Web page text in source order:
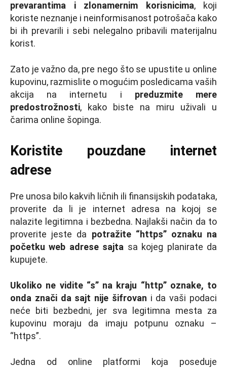
prevarantima i zlonamernim korisnicima, koji
koriste neznanje i neinformisanost potrošača kako
bi ih prevarili i sebi nelegalno pribavili materijalnu
korist.
Zato je važno da, pre nego što se upustite u online
kupovinu, razmislite o mogućim posledicama vaših
akcija na internetu i preduzmite mere
predostrožnosti, kako biste na miru uživali u
čarima online šopinga.
Koristite pouzdane internet
adrese
Pre unosa bilo kakvih ličnih ili finansijskih podataka,
proverite da li je internet adresa na kojoj se
nalazite legitimna i bezbedna. Najlakši način da to
proverite jeste da potražite “https” oznaku na
početku web adrese sajta sa kojeg planirate da
kupujete.
Ukoliko ne vidite “s” na kraju “http” oznake, to
onda znači da sajt nije šifrovan i da vaši podaci
neće biti bezbedni, jer sva legitimna mesta za
kupovinu moraju da imaju potpunu oznaku –
“https”.
Jedna od online platformi koja poseduje